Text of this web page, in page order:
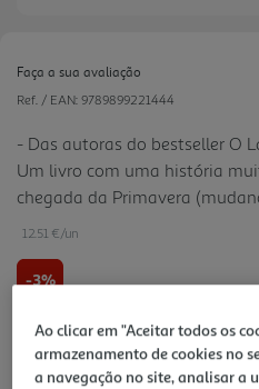
Faça a sua avaliação
Ref. / EAN: 9789899221444
- Das autoras do bestseller O
Um livro com uma história
chegada da Primavera
com informação extra no final
maravilhosas d e Nicola Slater.
12.51 €/un
-3%
12,90 €PVP de editor
12,51 €
Ao clicar em "Aceitar todos os
armazenamento de cookies no
a navegação no site, analisar a